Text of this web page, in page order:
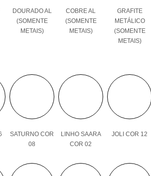
DOURADO AL
(SOMENTE
METAIS)
COBRE AL
(SOMENTE
METAIS)
GRAFITE
METÁLICO
(SOMENTE
METAIS)
SATURNO COR
08
LINHO SAARA
COR 02
JOLI COR 12